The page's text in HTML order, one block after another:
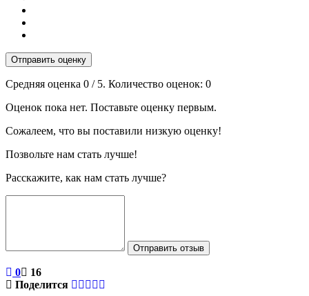
Отправить оценку
Средняя оценка 0 / 5. Количество оценок: 0
Оценок пока нет. Поставьте оценку первым.
Сожалеем, что вы поставили низкую оценку!
Позвольте нам стать лучше!
Расскажите, как нам стать лучше?
Отправить отзыв
0
16
Поделится